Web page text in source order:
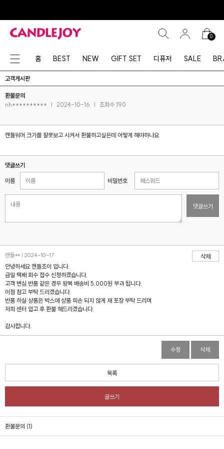
0
홈 BEST NEW GIFT SET 디퓨저 SALE
고객게시판
환불문의
nh**********
| 2024-10-16 | 조회수 190
캔들워머 크기를 잘못보고 시켜서 환불하고싶은데 어떻게 해야하나요
댓글쓰기
이름 비밀번호
댓글쓰기
캔들** | 2024-10-17
삭제
안녕하세요 캔들조이 입니다.
금일 택배 회수 접수 신청하겠습니다.
고객 변심 반품 같은 경우 왕복 배송비 5,000원 부과 됩니다.
이점 참고 부탁 드리겠습니다.
반품 하실 상품은 박스에 상품 파손 되지 않게 재 포장 부탁 드리며
저희 센터 입고 후 환불 해드리겠습니다.
감사합니다.
수정 삭제
목록
글쓰기
환불문의 (1)